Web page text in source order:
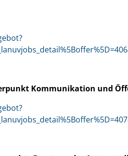
Kommunikation und